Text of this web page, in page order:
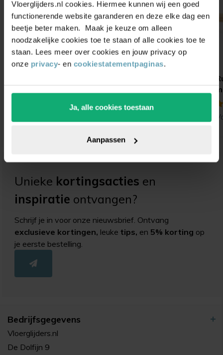
Vloerglijders.nl cookies. Hiermee kunnen wij een goed
functionerende website garanderen en deze elke dag een
beetje beter maken. Maak je keuze om alleen
noodzakelijke cookies toe te staan of alle cookies toe te
staan. Lees meer over cookies en jouw privacy op
onze privacy- en cookiestatementpaginas.
Ja, alle cookies toestaan
Aanpassen
Unieke kortingsacties en
inspiratie ontvangen?
Schrijf je in voor onze nieuwsbrief. Ontvang
exclusieve kortingen, leuketips, en 5% korting op
je eerste bestelling.
Bedrijfsgegevens
Vloerglijders.nl
De Dolfijn 9